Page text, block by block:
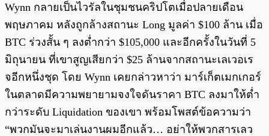
Wynn กลายเป็นไวรัลในชุมชนคริปโตเมื่อปลายเดือน
พฤษภาคม หลังถูกล้างสถานะ Long มูลค่า $100 ล้าน เมื่อ
BTC ร่วงสั้น ๆ ลงต่ำกว่า $105,000 และอีกครั้งในวันที่ 5
มิถุนายน ที่เขาสูญเสียกว่า $25 ล้านจากสถานะเลเวอเร
จอีกหนึ่งชุด โดย Wynn เคยกล่าวหาว่า มาร์เก็ตเมกเกอร์
ในตลาดมีความพยายามจงใจดันราคา BTC ลงมาให้ต่ำ
กว่าระดับ Liquidation ของเขา พร้อมโพสต์ข้อความว่า
“พวกมันจะมาเล่นงานผมอีกแล้ว… อย่าให้พวกสารเลว